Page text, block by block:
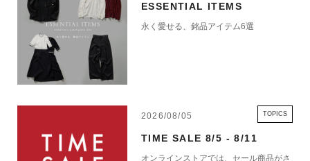
ESSENTIAL ITEMS
永く愛せる、銘品アイテム6選
2026/08/05 TOPICS
TIME SALE 8/5 - 8/11
オンラインストアでは、セール商品がさ